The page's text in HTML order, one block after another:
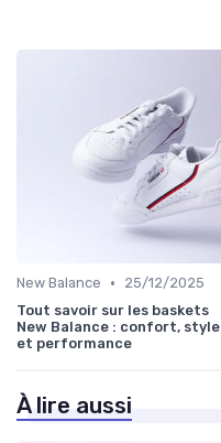
New Balance •
25/12/2025
Tout savoir sur les baskets
New Balance : confort, style
et performance
À lire aussi